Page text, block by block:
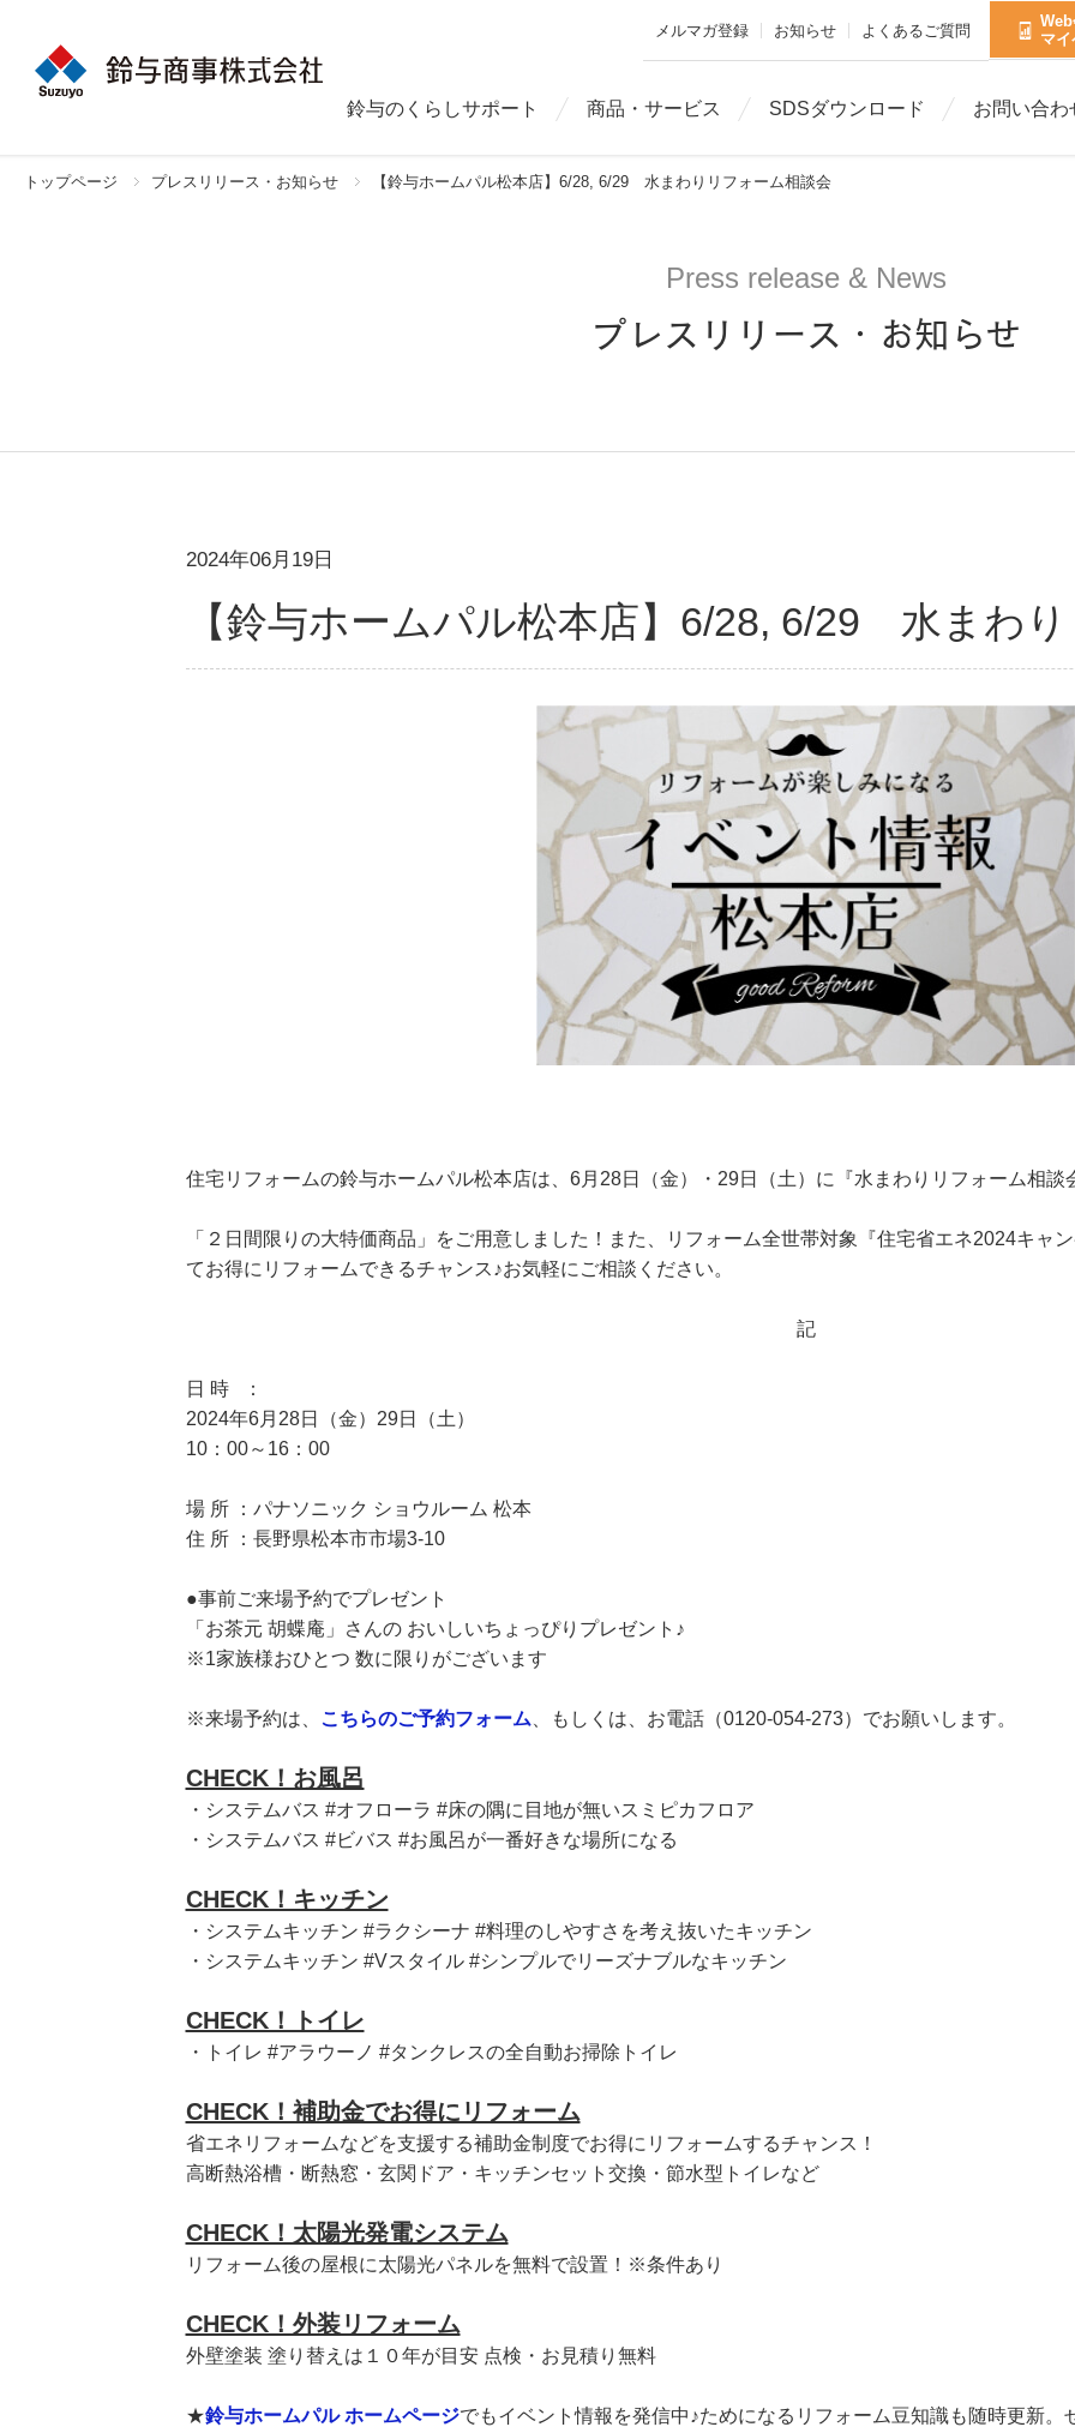
メルマガ登録 お知らせ よくあるご質問
Web
マ
鈴与のくらしサポート 商品・サービス SDSダウンロード お問い合わ
トップページ プレスリリース・お知らせ 【鈴与ホームパル松本店】6/28, 6/29 水まわりリフォーム相談会
Press release & News
プレスリリース・お知らせ
2024年06月19日
【鈴与ホームパル松本店】6/28, 6/29 水まわ
住宅リフォームの鈴与ホームパル松本店は、6月28日（金）・29日（土）に『水まわりリフォーム相談
「２日間限りの大特価商品」をご用意しました！また、リフォーム全世帯対象『住宅省エネ2024キャ
てお得にリフォームできるチャンス♪お気軽にご相談ください。
記
日 時 ：
2024年6月28日（金）29日（土）
10：00～16：00
場 所 ：パナソニック ショウルーム 松本
住 所 ：長野県松本市市場3-10
●事前ご来場予約でプレゼント
「お茶元 胡蝶庵」さんの おいしいちょっぴりプレゼント♪
※1家族様おひとつ 数に限りがございます
※来場予約は、 こちらのご予約フォーム 、もしくは、お電話（0120-054-273）でお願いします。
CHECK！お風呂
・システムバス #オフローラ #床の隅に目地が無いスミピカフロア
・システムバス #ビバス #お風呂が一番好きな場所になる
CHECK！キッチン
・システムキッチン #ラクシーナ #料理のしやすさを考え抜いたキッチン
・システムキッチン #Vスタイル #シンプルでリーズナブルなキッチン
CHECK！トイレ
・トイレ #アラウーノ #タンクレスの全自動お掃除トイレ
CHECK！補助金でお得にリフォーム
省エネリフォームなどを支援する補助金制度でお得にリフォームするチャンス！
高断熱浴槽・断熱窓・玄関ドア・キッチンセット交換・節水型トイレなど
CHECK！太陽光発電システム
リフォーム後の屋根に太陽光パネルを無料で設置！※条件あり
CHECK！外装リフォーム
外壁塗装 塗り替えは１０年が目安 点検・お見積り無料
★鈴与ホームパル ホームページでもイベント情報を発信中♪ためになるリフォーム豆知識も随時更新。